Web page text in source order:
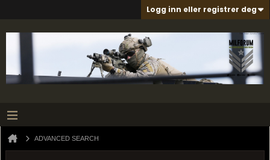
Logg inn eller registrer deg
ADVANCED SEARCH